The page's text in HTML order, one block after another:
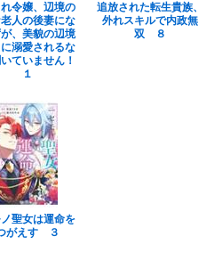
令嬢、辺境の
人の後妻にな
、美貌の辺境
溺愛されるな
ていません！
１
追放された転生貴族、
外れスキルで内政無
双 ８
聖女は運命を
がえす ３